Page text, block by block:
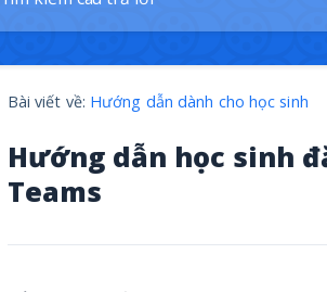
Bài viết về: Hướng dẫn dành cho học sinh
Hướng dẫn học sinh
Teams